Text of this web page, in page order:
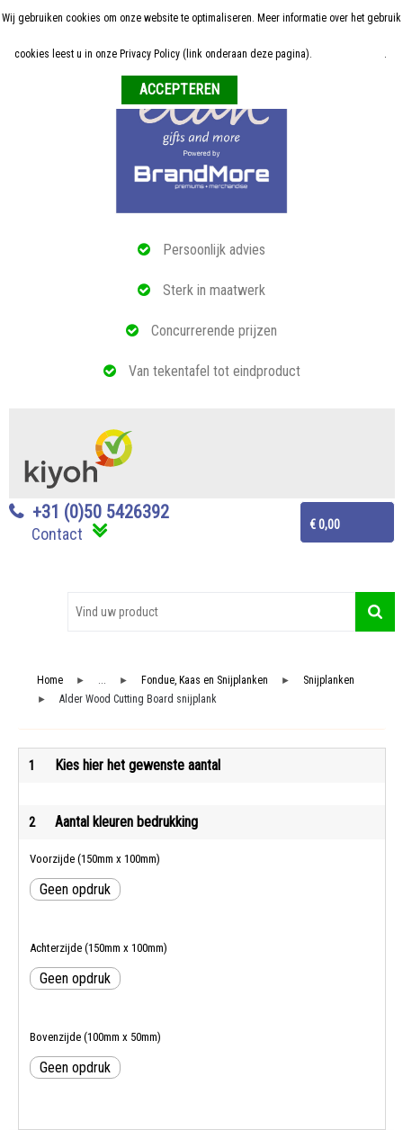
Persoonlijk advies
Sterk in maatwerk
Concurrerende prijzen
Van tekentafel tot eindproduct
€ 0,00
+31 (0)50 5426392
Contact
Home
ALLE RELATIEGESCHENKEN
Home ► ... ► Fondue, Kaas en Snijplanken ► Snijplanken
► Alder Wood Cutting Board snijplank
1 Kies hier het gewenste aantal
2 Aantal kleuren bedrukking
Voorzijde (150mm x 100mm)
Geen opdruk
Achterzijde (150mm x 100mm)
Geen opdruk
Bovenzijde (100mm x 50mm)
Geen opdruk
Wij gebruiken cookies om onze website te optimaliseren. Meer informatie over het gebruik
cookies leest u in onze Privacy Policy (link onderaan deze pagina). .